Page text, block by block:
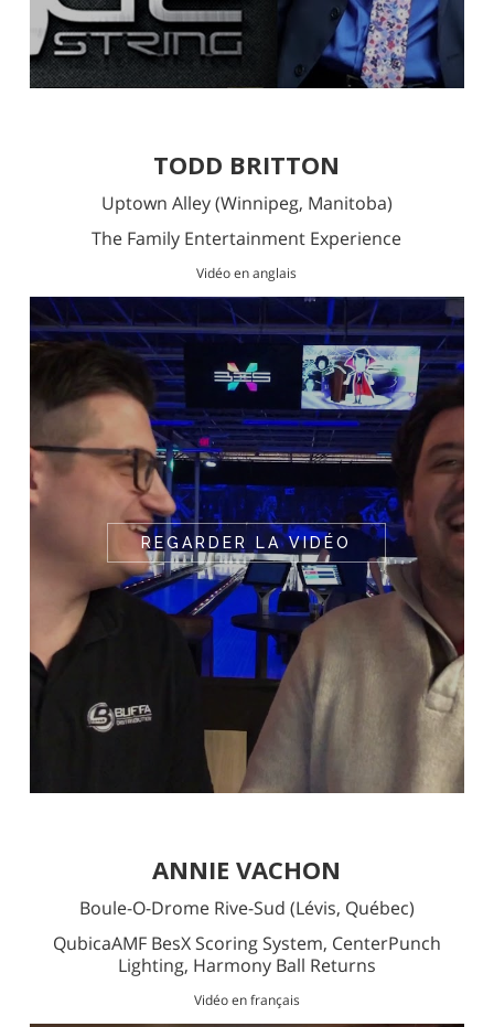
TODD BRITTON
Uptown Alley(Winnipeg, Manitoba)
The Family Entertainment Experience
Vidéo en anglais
REGARDER LA VIDÉO
ANNIE VACHON
Boule-O-Drome Rive-Sud (Lévis, Québec)
QubicaAMF BesX Scoring System, CenterPunch
Lighting, Harmony Ball Returns
Vidéo en français